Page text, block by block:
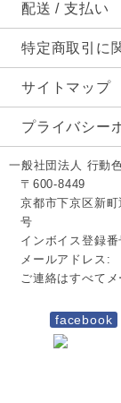
配送 / 支払い
特定商取引に
サイトマップ
プライバシー
一般社団法人 行動
〒600-8449
京都市下京区新
号
インボイス登録
メールアドレス:
ご連絡はすべてメ
facebook